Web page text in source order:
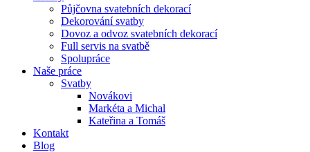
Půjčovna svatebních dekorací
Dekorování svatby
Dovoz a odvoz svatebních dekorací
Full servis na svatbě
Spolupráce
Naše práce
Svatby
Novákovi
Markéta a Michal
Kateřina a Tomáš
Kontakt
Blog